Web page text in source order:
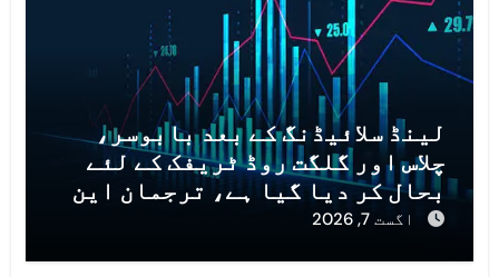
لینڈ سلائیڈنگ کے بعد بابوسر،
چلاس اور گلگت روڈ ٹریفک کے لئے
بحال کر دیا گیا ہے، ترجمان این
ایچ اے
اگست 7, 2026